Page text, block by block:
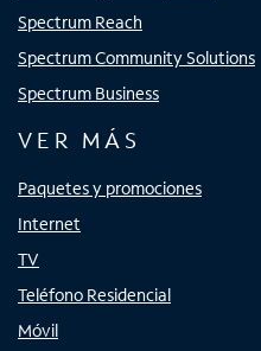
Spectrum Reach
Spectrum Community Solutions
Spectrum Business
VER MÁS
Paquetes y promociones
Internet
TV
Teléfono Residencial
Móvil